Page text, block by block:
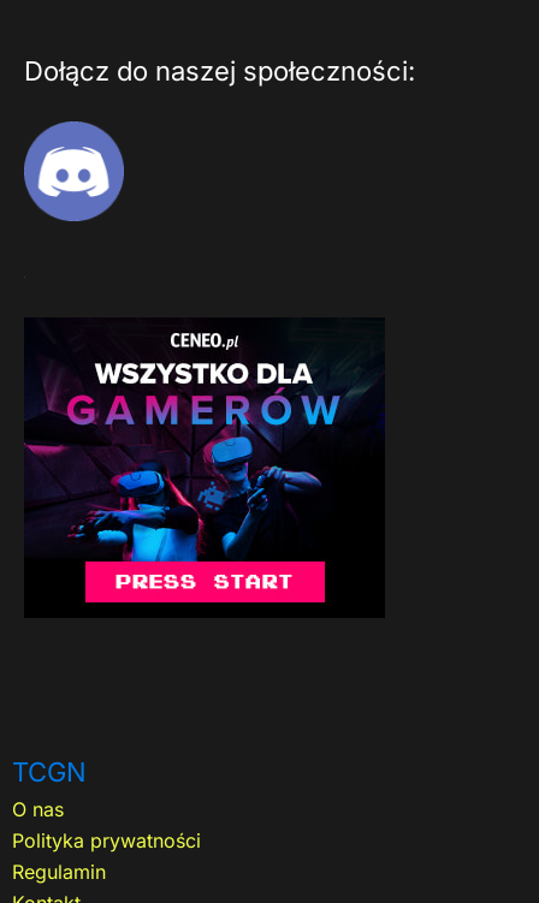
Dołącz do naszej społeczności:
TCGN
O nas
Polityka prywatności
Regulamin